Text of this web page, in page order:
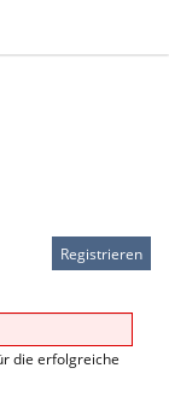
die erfolgreiche